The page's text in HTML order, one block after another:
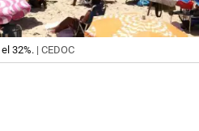
32%. | CEDOC